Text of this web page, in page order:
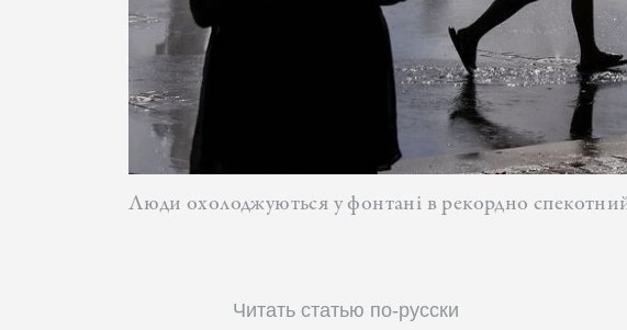
Люди охолоджуються у фонтані в рекордно
Читать статью по-русски